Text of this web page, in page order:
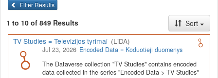
infrastruktūra, suteikianti prieigą prie daugiau nei 600 duomenų ir
tyrimų išteklių. Visi duomenų ir tyrimų ištekliai yra dokumentuoti
lietuvių ir anglų kalbomis pagal tarptautinius standartus. LiDA
įsikūręsKauno technologijos universiteto Duomenų analizės
ir archyvavimo (DAtA) centre( data.ktu.edu
Prieigai prie išteklių naudojama ši
visi ištekliai prieinami, nes 2020-2029 m. vykdomas perkėlimo iš
Filter Results
1 to 10 of 849 Results
Sort
TV Studies = Televizijos tyrimai (LiDA)
Jul 23, 2026 Encoded Data = Koduotieji duomenys
The Dataverse collection "TV Studies" contains encoded
data collected in the series "Encoded Data > TV Studies"